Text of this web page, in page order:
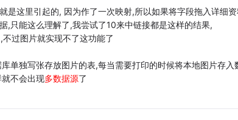
是这里引起的, 因为作了一次映射,所以如果将字段拖入详细
,只能这么理解了,我尝试了10来中链接都是这样的结果,
过图片就实现不了这功能了
单独写张存放图片的表,每当需要打印的时候将本地图片存入
不会出现多数据源了